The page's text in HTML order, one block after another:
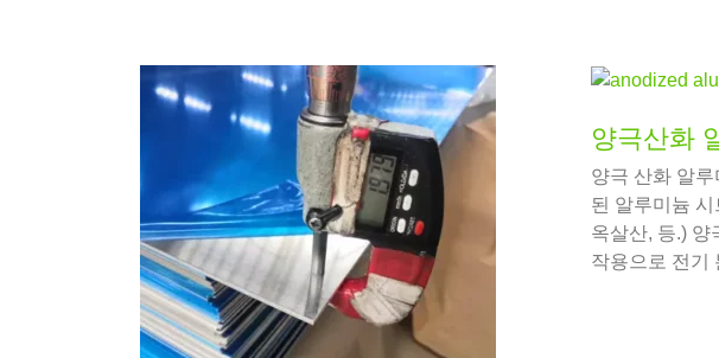
양극산화
양극 산화 알루
된 알루미늄
옥살산, 등.) 양
작용으로 전기